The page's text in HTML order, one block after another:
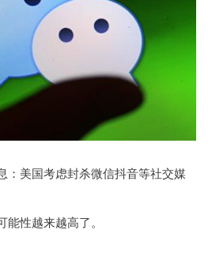
：美国考虑封杀微信抖音等社交媒
性越来越高了。